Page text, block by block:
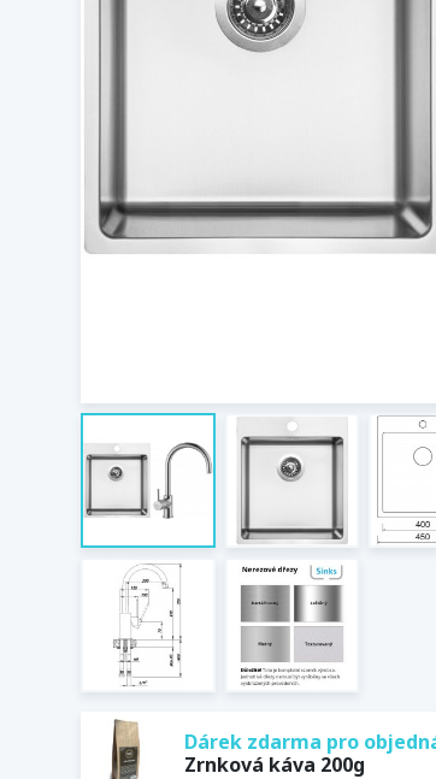
Dárek zdarma pro
Zrnková káva 200g